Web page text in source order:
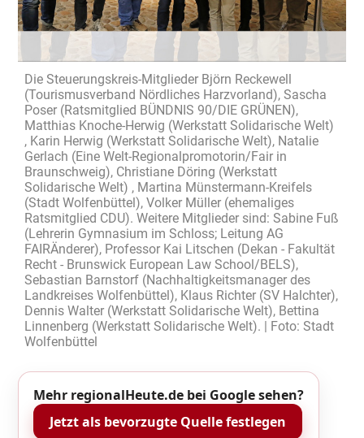
Die Steuerungskreis-Mitglieder Björn Reckewell
(Tourismusverband Nördliches Harzvorland), Sascha
Poser (Ratsmitglied BÜNDNIS 90/DIE GRÜNEN),
Matthias Knoche-Herwig (Werkstatt Solidarische Welt)
, Karin Herwig (Werkstatt Solidarische Welt), Natalie
Gerlach (Eine Welt-Regionalpromotorin/Fair in
Braunschweig), Christiane Döring (Werkstatt
Solidarische Welt) , Martina Münstermann-Kreifels
(Stadt Wolfenbüttel), Volker Müller (ehemaliges
Ratsmitglied CDU). Weitere Mitglieder sind: Sabine Fuß
(Lehrerin Gymnasium im Schloss; Leitung AG
FAIRÄnderer), Professor Kai Litschen (Dekan - Fakultät
Recht - Brunswick European Law School/BELS),
Sebastian Barnstorf (Nachhaltigkeitsmanager des
Landkreises Wolfenbüttel), Klaus Richter (SV Halchter),
Dennis Walter (Werkstatt Solidarische Welt), Bettina
Linnenberg (Werkstatt Solidarische Welt). | Foto: Stadt
Wolfenbüttel
Mehr regionalHeute.de bei Google sehen?
Jetzt als bevorzugte Quelle festlegen